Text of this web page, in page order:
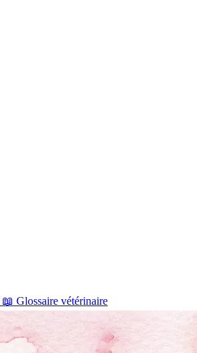
📖 Glossaire vétérinaire